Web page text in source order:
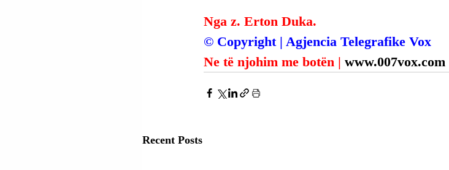
Nga z. Erton Duka.
© Copyright | Agjencia Telegrafike Vox
Ne të njohim me botën | www.007vox.com
Recent Posts